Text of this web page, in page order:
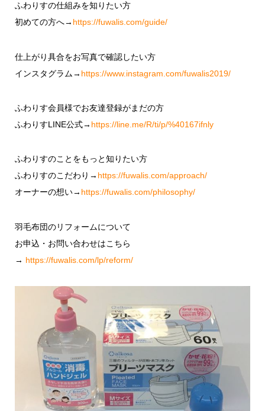
ふわりすの仕組みを知りたい方
初めての方へ→ https://fuwalis.com/guide/
仕上がり具合をお写真で確認したい方
インスタグラム→ https://www.instagram.com/fuwalis2019/
ふわりす会員様でお友達登録がまだの方
ふわりすLINE公式→ https://line.me/R/ti/p/%40167ifnly
ふわりすのことをもっと知りたい方
ふわりすのこだわり→ https://fuwalis.com/approach/
オーナーの想い→ https://fuwalis.com/philosophy/
羽毛布団のリフォームについて
お申込・お問い合わせはこちら
→ https://fuwalis.com/lp/reform/